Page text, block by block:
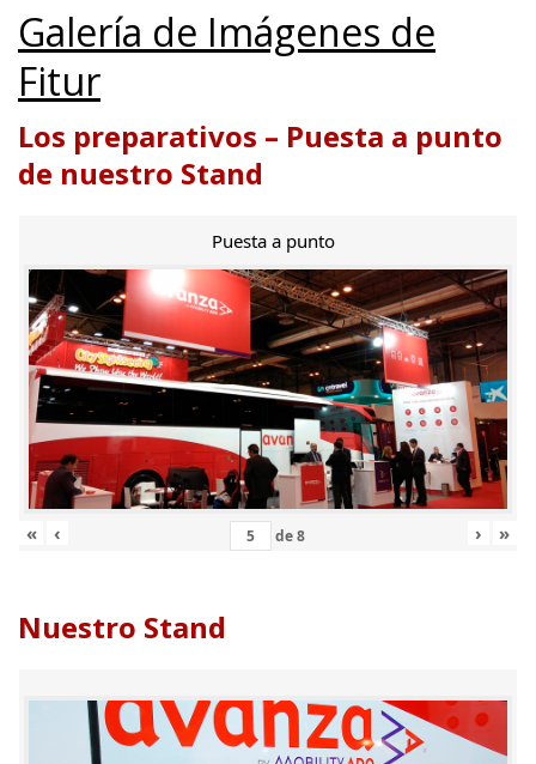
Galería de Imágenes de
Fitur
Los preparativos – Puesta a punto
de nuestro Stand
Puesta a punto
« ‹ de8 › »
Nuestro Stand